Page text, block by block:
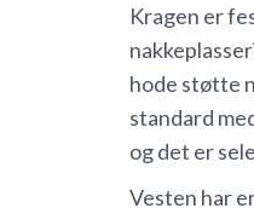
Kragen er
hode støtte
standard
og det er
Vesten har